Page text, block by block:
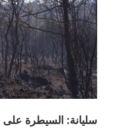
سليانة: السيطرة